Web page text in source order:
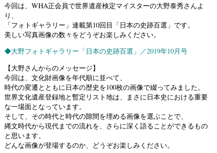
今回は、WHA正会員で世界遺産検定マイスターの大野泰秀さんよ
り、
「フォトギャラリー」連載第10回目「日本の史跡百選」です。
美しい写真画像の数々をどうぞお楽しみください。
◆大野フォトギャラリー「日本の史跡百選」／2019年10月号
【大野さんからのメッセージ】
今回は、文化財画像を年代順に並べて、
時代の変遷とともに日本の歴史を100枚の画像で綴ってみました。
世界文化遺産登録地と暫定リスト地は、まさに日本史における重要
な一場面となっています。
そして、その時代と時代の隙間を埋める画像を選ぶことで、
縄文時代から現代までの流れを、さらに深く語ることができるもの
と思います。
どんな画像が登場するのか、どうぞお楽しみください。